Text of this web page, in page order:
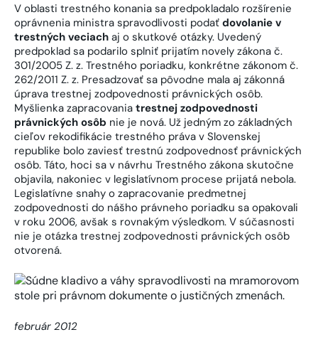
V oblasti trestného konania sa predpokladalo rozšírenie
oprávnenia ministra spravodlivosti podať dovolanie v
trestných veciach aj o skutkové otázky. Uvedený
predpoklad sa podarilo splniť prijatím novely zákona č.
301/2005 Z. z. Trestného poriadku, konkrétne zákonom č.
262/2011 Z. z. Presadzovať sa pôvodne mala aj zákonná
úprava trestnej zodpovednosti právnických osôb.
Myšlienka zapracovania trestnej zodpovednosti
právnických osôb nie je nová. Už jedným zo základných
cieľov rekodifikácie trestného práva v Slovenskej
republike bolo zaviesť trestnú zodpovednosť právnických
osôb. Táto, hoci sa v návrhu Trestného zákona skutočne
objavila, nakoniec v legislatívnom procese prijatá nebola.
Legislatívne snahy o zapracovanie predmetnej
zodpovednosti do nášho právneho poriadku sa opakovali
v roku 2006, avšak s rovnakým výsledkom. V súčasnosti
nie je otázka trestnej zodpovednosti právnických osôb
otvorená.
február 2012